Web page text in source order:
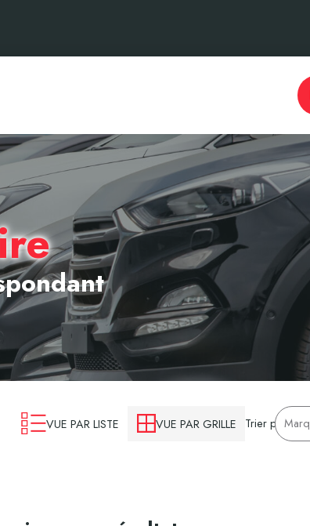
VUE PAR LISTE VUE PAR GRILLE Trier par